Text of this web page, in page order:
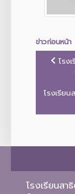
ข่าวก่อนหน้า
โรง
โรงเรีย